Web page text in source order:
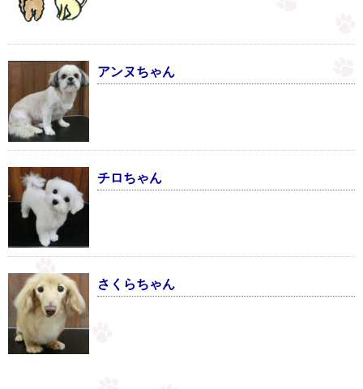
アンヌちゃん
チロちゃん
さくらちゃん